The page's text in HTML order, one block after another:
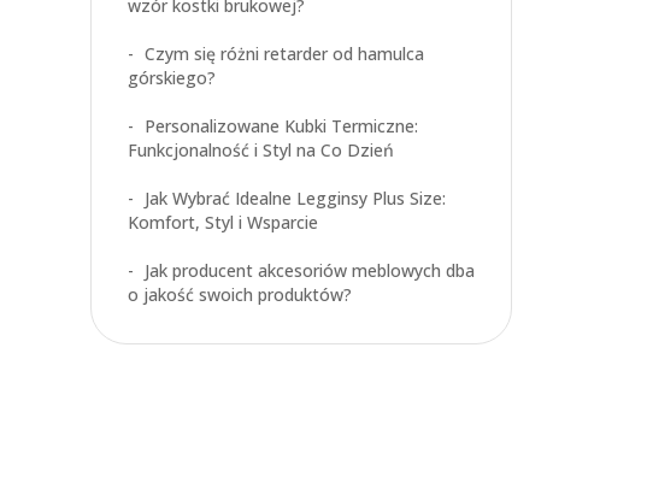
wzór kostki brukowej?
Czym się różni retarder od hamulca
górskiego?
Personalizowane Kubki Termiczne:
Funkcjonalność i Styl na Co Dzień
Jak Wybrać Idealne Legginsy Plus Size:
Komfort, Styl i Wsparcie
Jak producent akcesoriów meblowych dba
o jakość swoich produktów?